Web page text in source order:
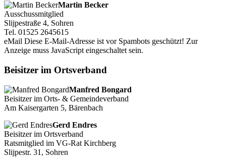
Martin Becker
Ausschussmitglied
Slijpestraße 4, Sohren
Tel. 01525 2645615
eMail Diese E-Mail-Adresse ist vor Spambots geschützt! Zur
Anzeige muss JavaScript eingeschaltet sein.
Beisitzer im Ortsverband
Manfred Bongard
Beisitzer im Orts- & Gemeindeverband
Am Kaisergarten 5, Bärenbach
Gerd Endres
Beisitzer im Ortsverband
Ratsmitglied im VG-Rat Kirchberg
Slijpestr. 31, Sohren